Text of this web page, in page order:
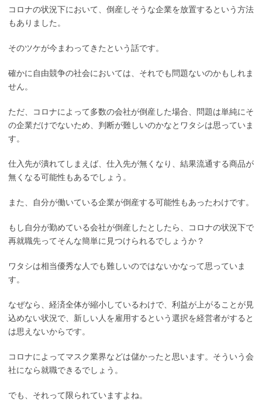
コロナの状況下において、倒産しそうな企業を放置するという方法
もありました。
そのツケが今まわってきたという話です。
確かに自由競争の社会においては、それでも問題ないのかもしれま
せん。
ただ、コロナによって多数の会社が倒産した場合、問題は単純にそ
の企業だけでないため、判断が難しいのかなとワタシは思っていま
す。
仕入先が潰れてしまえば、仕入先が無くなり、結果流通する商品が
無くなる可能性もあるでしょう。
また、自分が働いている企業が倒産する可能性もあったわけです。
もし自分が勤めている会社が倒産したとしたら、コロナの状況下で
再就職先ってそんな簡単に見つけられるでしょうか？
ワタシは相当優秀な人でも難しいのではないかなって思っていま
す。
なぜなら、経済全体が縮小しているわけで、利益が上がることが見
込めない状況で、新しい人を雇用するという選択を経営者がすると
は思えないからです。
コロナによってマスク業界などは儲かったと思います。そういう会
社になら就職できるでしょう。
でも、それって限られていますよね。